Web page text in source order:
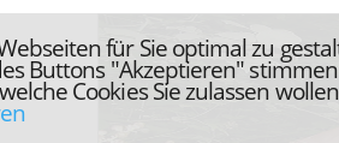
für Sie optimal zu
Buttons "Akzeptieren"
Cookies Sie zulassen